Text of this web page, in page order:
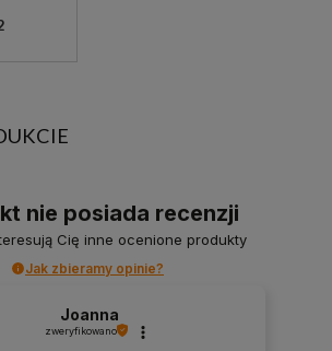
nie posiada recenzji
Cię inne ocenione produkty
Jak zbieramy opinie?
Joanna
zweryfikowano